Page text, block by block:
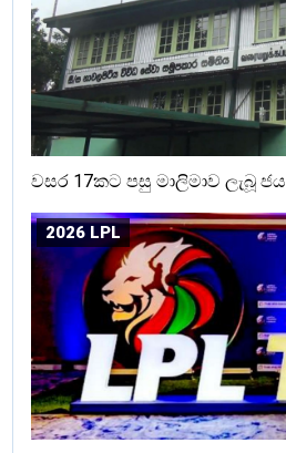
වසර 17කට පසු මාලිමාව ලැබූ ජය
2026 LPL